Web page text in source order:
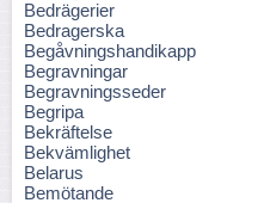
Bedrägerier
Bedragerska
Begåvningshandikapp
Begravningar
Begravningsseder
Begripa
Bekräftelse
Bekvämlighet
Belarus
Bemötande